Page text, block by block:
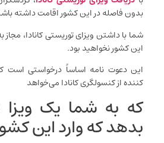
بدون فاصله در این کشور اقامت داشته
شما با داشتن ویزای توریستی کانادا، مجاز
این کشور نخواهید بود.
این دعوت نامه اساساً درخواستی
کننده از کنسولگری کانادا می‌خواهد
که به شما یک ویزا
بدهد که وارد این